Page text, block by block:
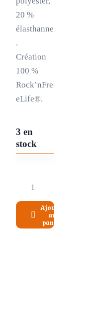
20 %
élasthanne
.
Création
100 %
Rock’nFre
eLife®.
3 en
stock
Ajouter
au
panier